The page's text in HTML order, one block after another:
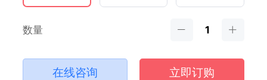
数量
在线咨询 立即订购